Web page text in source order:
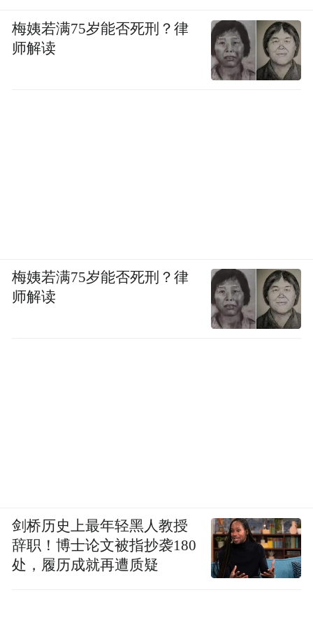
梅姨若满75岁能否死刑？律
师解读
梅姨若满75岁能否死刑？律
师解读
剑桥历史上最年轻黑人教授
辞职！博士论文被指抄袭180
处，履历成就再遭质疑